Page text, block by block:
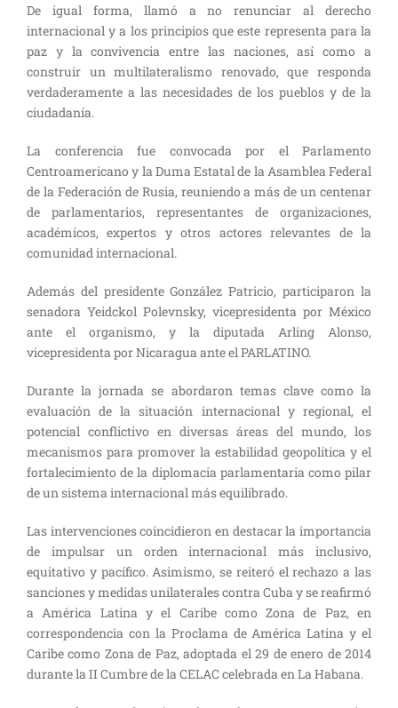
De igual forma, llamó a no renunciar al derecho
internacional y a los principios que este representa para la
paz y la convivencia entre las naciones, así como a
construir un multilateralismo renovado, que responda
verdaderamente a las necesidades de los pueblos y de la
ciudadanía.
La conferencia fue convocada por el Parlamento
Centroamericano y la Duma Estatal de la Asamblea Federal
de la Federación de Rusia, reuniendo a más de un centenar
de parlamentarios, representantes de organizaciones,
académicos, expertos y otros actores relevantes de la
comunidad internacional.
Además del presidente González Patricio, participaron la
senadora Yeidckol Polevnsky, vicepresidenta por México
ante el organismo, y la diputada Arling Alonso,
vicepresidenta por Nicaragua ante el PARLATINO.
Durante la jornada se abordaron temas clave como la
evaluación de la situación internacional y regional, el
potencial conflictivo en diversas áreas del mundo, los
mecanismos para promover la estabilidad geopolítica y el
fortalecimiento de la diplomacia parlamentaria como pilar
de un sistema internacional más equilibrado.
Las intervenciones coincidieron en destacar la importancia
de impulsar un orden internacional más inclusivo,
equitativo y pacífico. Asimismo, se reiteró el rechazo a las
sanciones y medidas unilaterales contra Cuba y se reafirmó
a América Latina y el Caribe como Zona de Paz, en
correspondencia con la Proclama de América Latina y el
Caribe como Zona de Paz, adoptada el 29 de enero de 2014
durante la II Cumbre de la CELAC celebrada en La Habana.